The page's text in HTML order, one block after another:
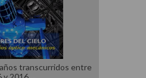
transcurridos entre